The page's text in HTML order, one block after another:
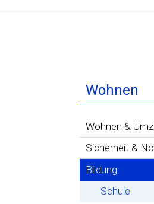
Wohnen
Wohnen &
Sicherheit &
Bildung
Schule